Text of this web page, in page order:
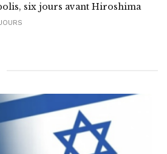
six jours avant Hiroshima